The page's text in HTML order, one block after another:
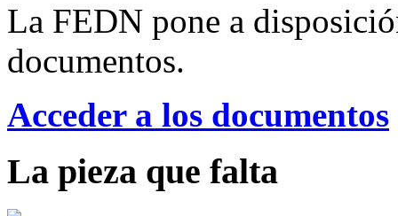
La FEDN pone a
documentos.
Acceder a los documentos
La pieza que falta